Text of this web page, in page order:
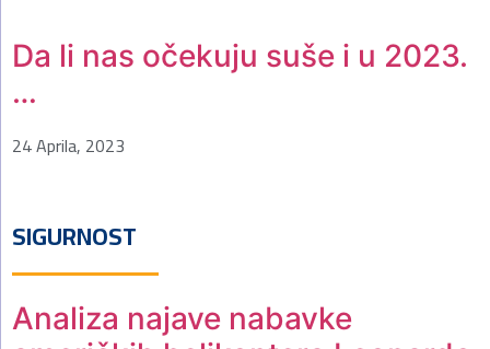
Da li nas očekuju suše i u 2023.
…
24 Aprila, 2023
SIGURNOST
Analiza najave nabavke